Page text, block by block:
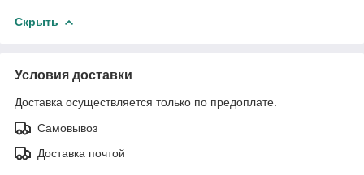
Скрыть
Условия доставки
Доставка осуществляется только по предоплате.
Самовывоз
Доставка почтой